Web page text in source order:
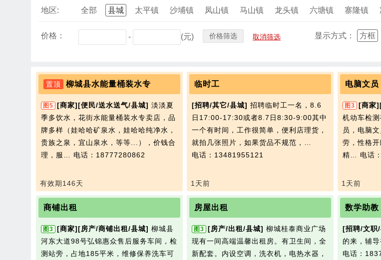
地区: 全部 县城 太平镇 沙埔镇 凤山镇 马山镇 龙头镇 六塘镇 寨隆镇
价格： - (元) 价格筛选 取消筛选 显示方式： 方框
置顶 柳城县水能量桶装水专
图5 [商家][便民/送水送气/县城] 淡淡夏
季多饮水，花街水能量桶装水专卖店，品
牌多样（娃哈哈矿泉水，娃哈哈纯净水，
贵族之泉，宜山泉水，等等...），价钱合
理，服… 电话：18777280862
有效期146天
临时工
[招聘/其它/县城] 招聘临时工一名，8.6
日17:00-17:30或者8.7日8:30-9:00其中
一个有时间，工作很简单，便利店理货，
就拍几张照片，如果货品不规范，…
电话：13481955121
1天前
电脑文
图3 [商家]
机动车检
员，电脑
劳，性格
精… 电话
1天前
商铺出租
图3 [商家][房产/商铺出租/县城] 柳城县
河东大道98号弘锦惠众售后服务车间，检
测站旁，占地185平米，维修保养洗车可
房屋出租
图3 [房产/出租/县城] 柳城桂泰商业广场
现有一间高端温馨出租房。有卫生间，全
新配套。内设空调，洗衣机，电热水器，
数学助教
[招聘/文职
的来，辅
电话：